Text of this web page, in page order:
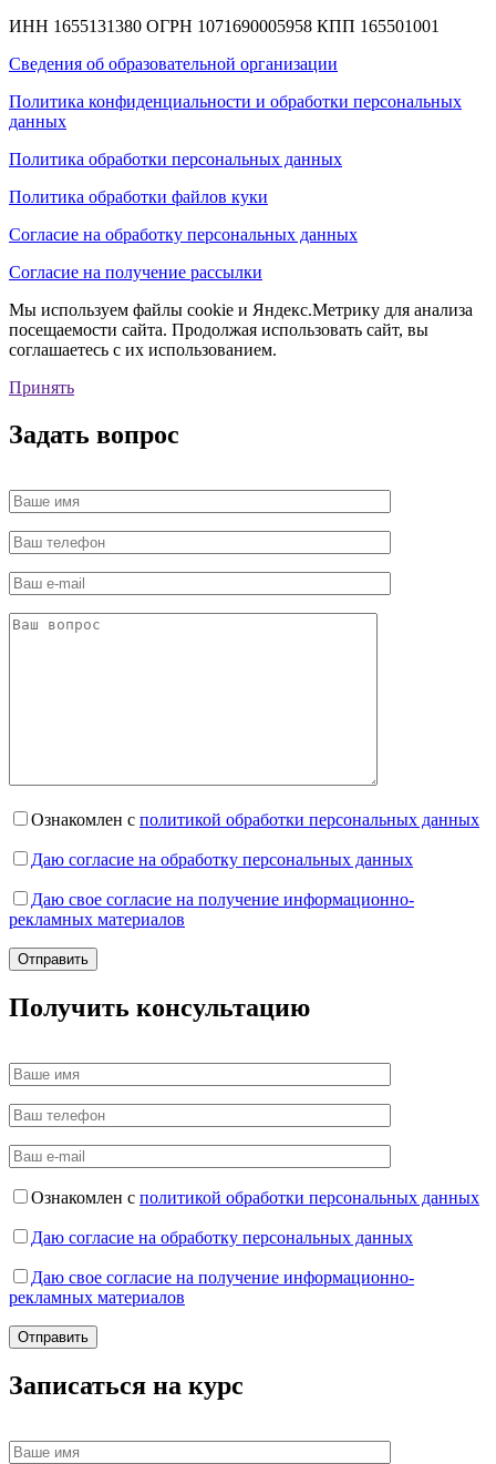
ИНН 1655131380 ОГРН 1071690005958 КПП 165501001
Сведения об образовательной организации
Политика конфиденциальности и обработки персональных
данных
Политика обработки персональных данных
Политика обработки файлов куки
Согласие на обработку персональных данных
Согласие на получение рассылки
Мы используем файлы cookie и Яндекс.Метрику для анализа
посещаемости сайта. Продолжая использовать сайт, вы
соглашаетесь с их использованием.
Принять
Задать вопрос
Ознакомлен с политикой обработки персональных данных
Даю согласие на обработку персональных данных
Даю свое согласие на получение информационно-
рекламных материалов
Получить консультацию
Ознакомлен с политикой обработки персональных данных
Даю согласие на обработку персональных данных
Даю свое согласие на получение информационно-
рекламных материалов
Записаться на курс